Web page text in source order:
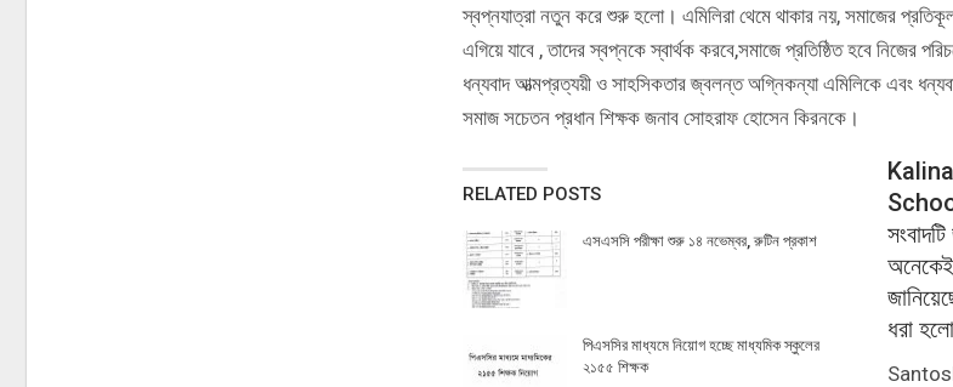
স্বপ্নযাত্রা নতুন করে শুরু হলো। এমিলিরা থেমে থাকার নয়, সমাজের
এগিয়ে যাবে , তাদের স্বপ্নকে স্বার্থক করবে,সমাজে প্রতিষ্ঠিত হবে নিজের
ধন্যবাদ আত্মপ্রত্যয়ী ও সাহসিকতার জ্বলন্ত অগ্নিকন্যা এমিলিকে এবং
সমাজ সচেতন প্রধান শিক্ষক জনাব সোহরাফ হোসেন কিরনকে।
RELATED POSTS
এসএসসি পরীক্ষা শুরু ১৪ নভেম্বর, রুটিন প্রকাশ
পিএসসির মাধ্যমে নিয়োগ হচ্ছে মাধ্যমিক স্কুলের
২১৫৫ শিক্ষক
ধরা